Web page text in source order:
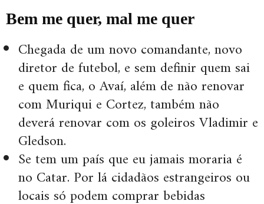
Bem me quer, mal me quer
Chegada de um novo comandante, novo
diretor de futebol, e sem definir quem sai
e quem fica, o Avaí, além de não renovar
com Muriqui e Cortez, também não
deverá renovar com os goleiros Vladimir e
Gledson.
Se tem um país que eu jamais moraria é
no Catar. Por lá cidadãos estrangeiros ou
locais só podem comprar bebidas